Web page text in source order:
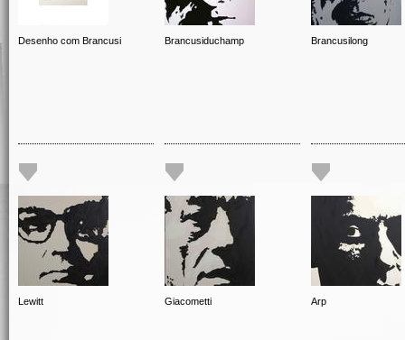
Desenho com Brancusi Brancusiduchamp Brancusilong
Lewitt Giacometti Arp